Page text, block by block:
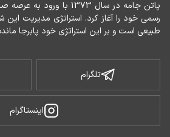
طبیعی است و بر این استراتژی خود پابرجا
تلگرام
اینستاگرام